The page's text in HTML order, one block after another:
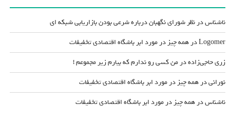
ناشناسدرنظر شورای نگهبان درباره شرعی بودن بازاریابی شبکه ای
Logomerدرهمه چیز در مورد ابر باشگاه اقتصادی تخفیفات
زری حاجی‌زادهدرمن کسی رو ندارم که بیارم زیر مجموعم !
نورانیدرهمه چیز در مورد ابر باشگاه اقتصادی تخفیفات
ناشناسدرهمه چیز در مورد ابر باشگاه اقتصادی تخفیفات